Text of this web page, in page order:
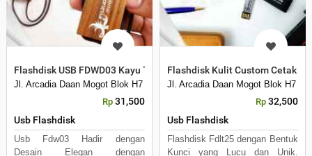
Flashdisk USB FDWD03 Kayu Tali Custom Logo
Jl. Arcadia Daan Mogot Blok H7 No 16 Daan Mogot Km 21. Kecamatan
Rp 31,500
Usb Flashdisk
Usb Fdw03 Hadir dengan
Desain Elegan dengan
Flashdisk Kulit Custom Cetak
Jl. Arcadia Daan Mogot Blok H7
Rp 32,500
Usb Flashdisk
Flashdisk Fdlt25 dengan Bentuk
Kunci yang Lucu dan Unik.